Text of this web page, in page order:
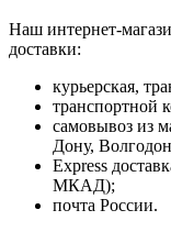
Наш интернет-
доставки:
курьерская,
транспортной
самовывоз из
Дону,
Express
МКАД);
почта России.